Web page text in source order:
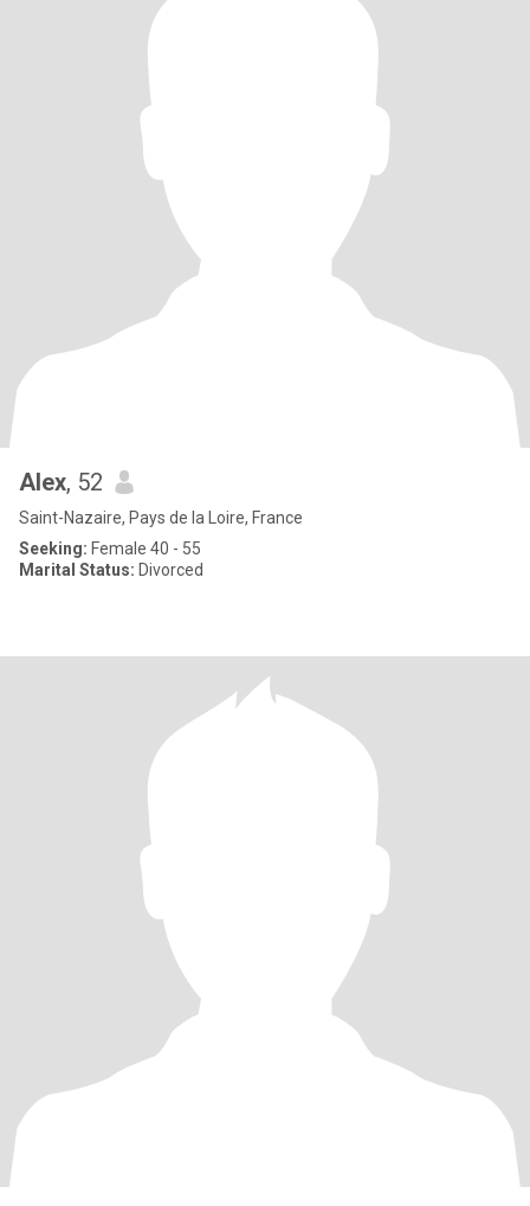
Alex, 52
Saint-Nazaire, Pays de la Loire, France
Seeking: Female 40 - 55
Marital Status: Divorced